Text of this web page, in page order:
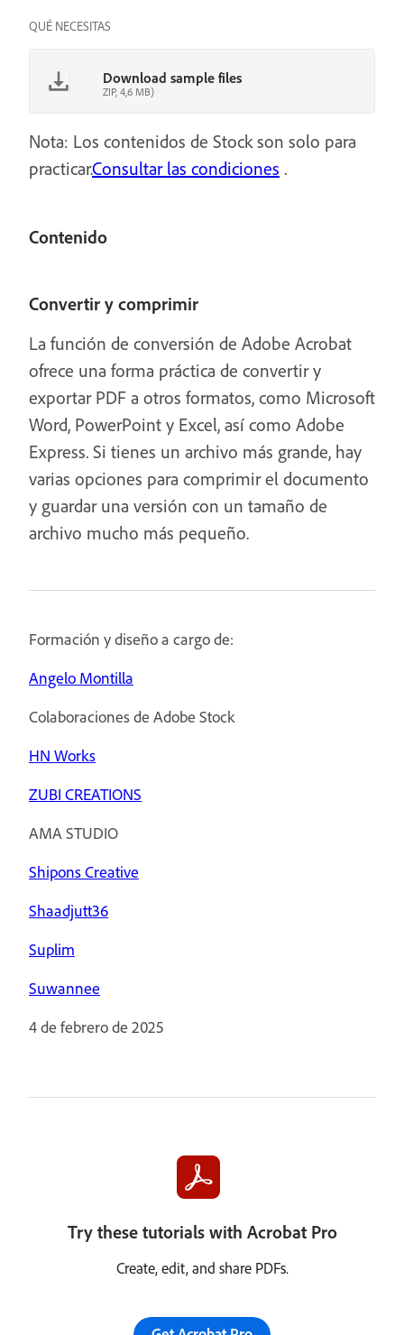
QUÉ NECESITAS
Download sample files
ZIP, 4,6 MB)
Nota: Los contenidos de Stock son solo para
practicar.Consultar las condiciones .
Contenido
Convertir y comprimir
La función de conversión de Adobe Acrobat
ofrece una forma práctica de convertir y
exportar PDF a otros formatos, como Microsoft
Word, PowerPoint y Excel, así como Adobe
Express. Si tienes un archivo más grande, hay
varias opciones para comprimir el documento
y guardar una versión con un tamaño de
archivo mucho más pequeño.
Formación y diseño a cargo de:
Angelo Montilla
Colaboraciones de Adobe Stock
HN Works
ZUBI CREATIONS
AMA STUDIO
Shipons Creative
Shaadjutt36
Suplim
Suwannee
4 de febrero de 2025
Try these tutorials with Acrobat Pro
Create, edit, and share PDFs.